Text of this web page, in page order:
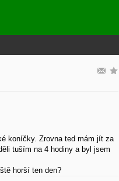
koníčky. Zrovna ted mám jít za
tuším na 4 hodiny a byl jsem
horší ten den?